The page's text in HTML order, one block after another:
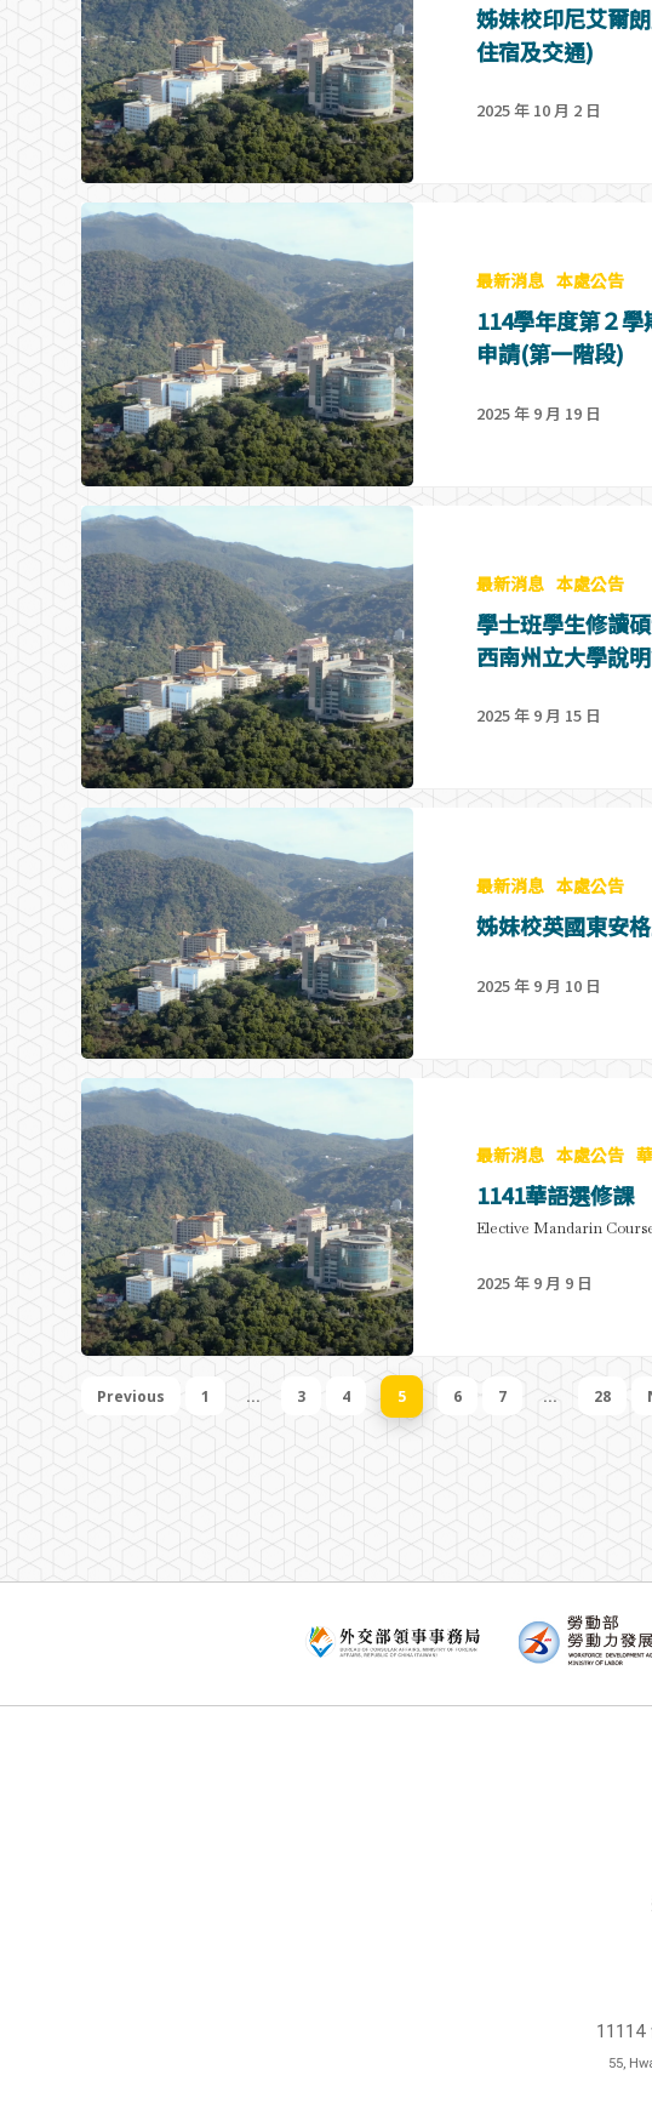
姊妹校印尼艾爾
住宿及交通)
2025 年 10 月 2 日
最新消息 本處公告
114學年度第２
申請(第一階段)
2025 年 9 月 19 日
最新消息 本處公告
學士班學生修讀
西南州立大學說
2025 年 9 月 15 日
最新消息 本處公告
姊妹校英國東安
2025 年 9 月 10 日
最新消息 本處公告
1141華語選修課
Elective Mandarin
2025 年 9 月 9 日
Previous 1 ... 3 4 5 6 7 ... 28
11114
55,